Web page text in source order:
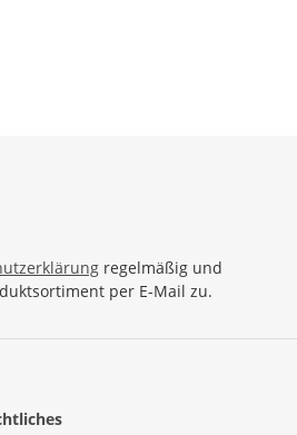
regelmäßig und
per E-Mail zu.